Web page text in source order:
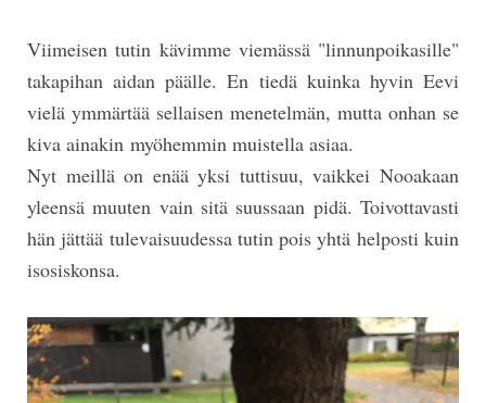
Viimeisen tutin kävimme viemässä "linnunpoikasille"
takapihan aidan päälle. En tiedä kuinka hyvin Eevi
vielä ymmärtää sellaisen menetelmän, mutta onhan se
kiva ainakin myöhemmin muistella asiaa.
Nyt meillä on enää yksi tuttisuu, vaikkei Nooakaan
yleensä muuten vain sitä suussaan pidä. Toivottavasti
hän jättää tulevaisuudessa tutin pois yhtä helposti kuin
isosiskonsa.